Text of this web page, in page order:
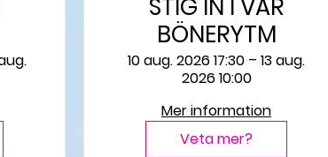
STIG IN I VÅR
BÖNERYTM
10 aug. 2026 17:30 – 13 aug.
2026 10:00
Mer information
Veta mer?